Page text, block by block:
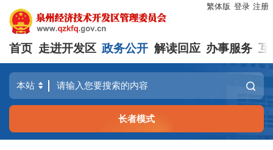
繁体版 登录 注册
首页 走进开发区 政务公开 解读回应 办事服务 互
长者模式